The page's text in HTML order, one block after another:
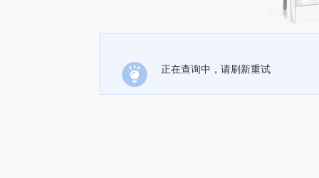
正在查询中，请刷新重试